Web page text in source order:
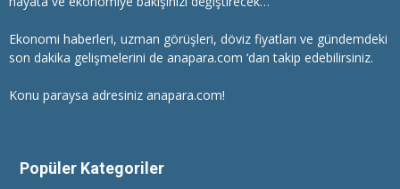
Ekonomi haberleri, uzman görüşleri, döviz fiyatları ve gündemdeki
son dakika gelişmelerini de anapara.com ‘dan takip edebilirsiniz.
Konu paraysa adresiniz anapara.com!
Popüler Kategoriler